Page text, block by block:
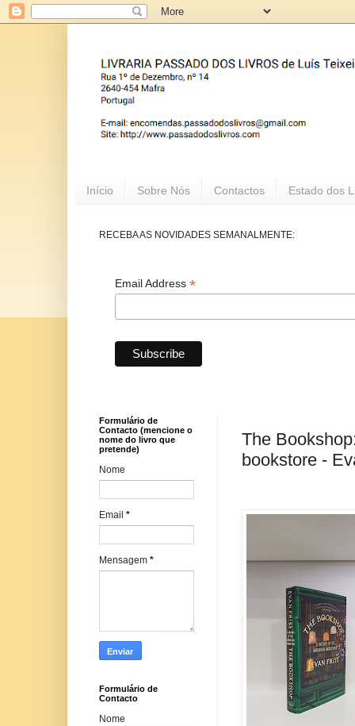
Início Sobre Nós Contactos Estado dos
RECEBA AS NOVIDADES SEMANALMENTE:
Email Address *
The
bookstore -
Formulário de
Contacto (mencione o
nome do livro que
pretende)
Nome
Email *
Mensagem *
Formulário de
Contacto
Nome